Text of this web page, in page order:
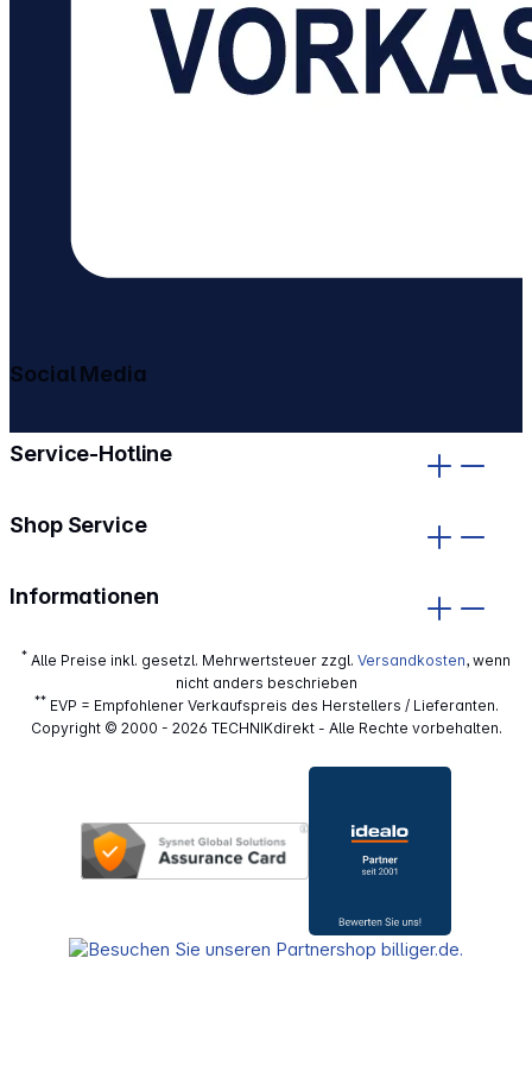
Service-Hotline
Shop Service
Informationen
Social Media
* Alle Preise inkl. gesetzl. Mehrwertsteuer zzgl. Versandkosten, wenn
nicht anders beschrieben
**EVP = Empfohlener Verkaufspreis des Herstellers / Lieferanten.
Copyright © 2000 - 2026 TECHNIKdirekt - Alle Rechte vorbehalten.